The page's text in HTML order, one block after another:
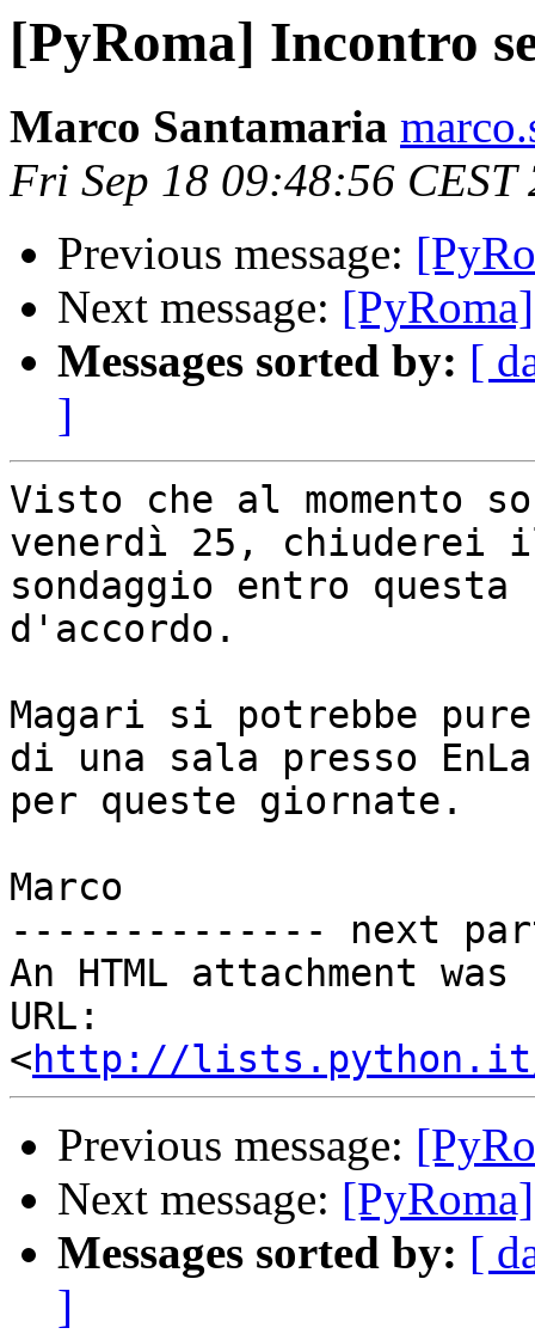
[PyRoma] Incontro
Marco Santamaria
Fri Sep 18 09:48:56 CEST
Previous message:
Next message:
Messages sorted by: [
]
Visto che al momento
venerdì 25, chiuderei
sondaggio entro
d'accordo.
Magari si potrebbe
di una sala presso
per queste giornate.
Marco
-------------- next
An HTML attachment
URL:
<http://lists.python.it/
Previous message:
Next message:
Messages sorted by: [
]